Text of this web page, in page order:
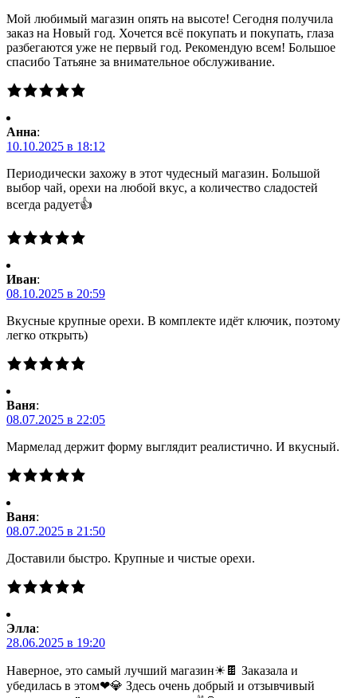
Мой любимый магазин опять на высоте! Сегодня получила
заказ на Новый год. Хочется всё покупать и покупать, глаза
разбегаются уже не первый год. Рекомендую всем! Большое
спасибо Татьяне за внимательное обслуживание.
Анна:
10.10.2025 в 18:12
Периодически захожу в этот чудесный магазин. Большой
выбор чай, орехи на любой вкус, а количество сладостей
всегда радует👍
Иван:
08.10.2025 в 20:59
Вкусные крупные орехи. В комплекте идёт ключик, поэтому
легко открыть)
Ваня:
08.07.2025 в 22:05
Мармелад держит форму выглядит реалистично. И вкусный.
Ваня:
08.07.2025 в 21:50
Доставили быстро. Крупные и чистые орехи.
Элла:
28.06.2025 в 19:20
Наверное, это самый лучший магазин☀🍫 Заказала и
убедилась в этом❤💎 Здесь очень добрый и отзывчивый